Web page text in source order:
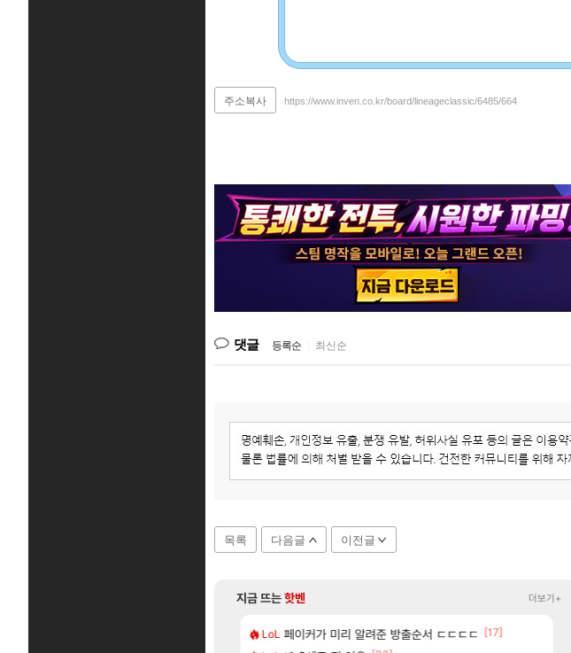
주소복사 https://www.inven.co.kr/board/lineageclassic/6485/664
댓글 등록순 최신순
목록 다음글 이전글
지금 뜨는핫벤 더보기+
LoL 페이커가 미리 알려준 방출순서 ㄷㄷㄷㄷ
[17]
섭컬겜 포트나이트에서 명일방주 엔드필드 [펠리카] 판매 예정